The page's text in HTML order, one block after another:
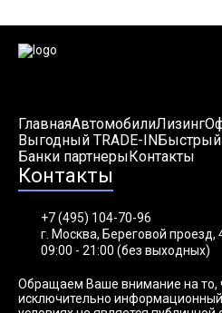
ГлавнаяАвтомобилиЛизинг
Выгодный TRADE-IN
Банки партнерыКонтакты
Контакты
+7 (495) 104-70-96
г. Москва, Береговой проезд,
09:00 - 21:00 (без выходных)
Обращаем Ваше внимание на то,
исключительно информационный